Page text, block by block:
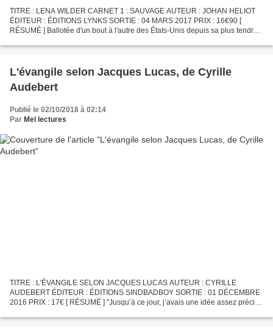
TITRE : LENA WILDER CARNET 1 : SAUVAGE AUTEUR : JOHAN HELIOT
ÉDITEUR : ÉDITIONS LYNKS SORTIE : 04 MARS 2017 PRIX : 16€90 [
RÉSUMÉ ] Ballotée d'un bout à l'autre des États-Unis depuis sa plus tendre
L'évangile selon Jacques Lucas, de Cyrille
Audebert
Publié le 02/10/2018 à 02:14
Par Mel lectures
TITRE : L'ÉVANGILE SELON JACQUES LUCAS AUTEUR : CYRILLE
AUDEBERT ÉDITEUR : ÉDITIONS SINDBADBOY SORTIE : 01 DÉCEMBRE
2016 PRIX : 17€ [ RÉSUMÉ ] "Jusqu’à ce jour, j’avais une idée assez précise